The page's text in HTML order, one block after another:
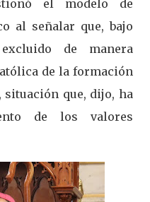
el modelo de
al señalar que, bajo
de manera
de la formación
situación que, dijo, ha
de los valores